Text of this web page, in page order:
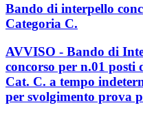
Bando di interpello
Categoria C.
AVVISO - Bando di
concorso per n.01
Cat. C. a tempo
per svolgimento prova